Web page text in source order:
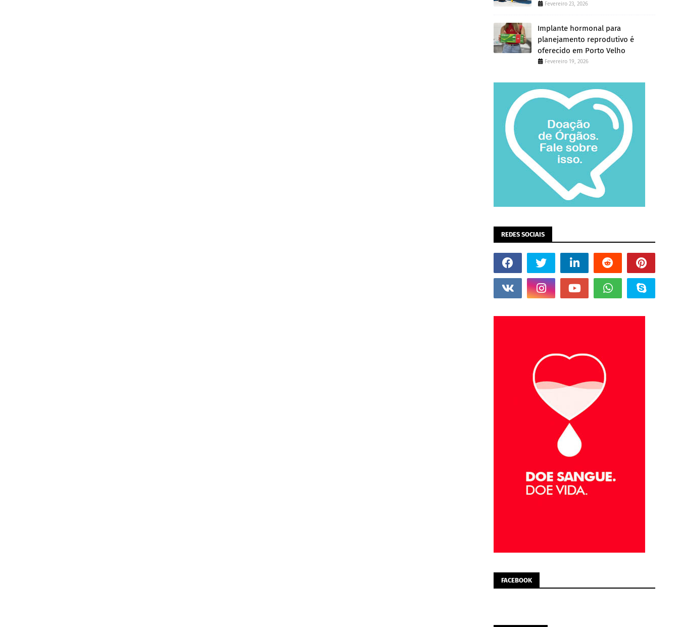
Fevereiro 23, 2026
Implante hormonal para
planejamento reprodutivo é
oferecido em Porto Velho
Fevereiro 19, 2026
REDES SOCIAIS
FACEBOOK